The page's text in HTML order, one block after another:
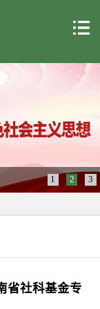
1 2 3
省社科基金专